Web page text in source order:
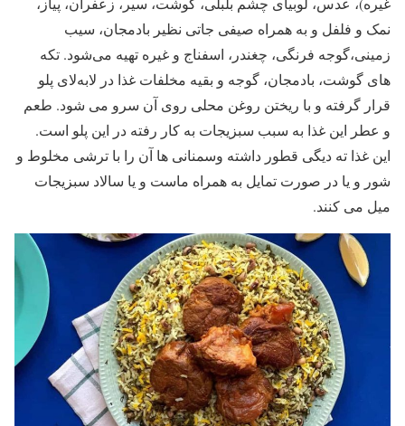
نمک و فلفل و به همراه صیفی ‌جاتی نظیر بادمجان، سیب‌
زمینی،گوجه‌ فرنگی، چغندر، اسفناج و غیره تهیه می‌شود. تکه
های گوشت، بادمجان، گوجه و بقیه مخلفات غذا در لابه‌لای پلو
قرار گرفته و با ریختن روغن محلی روی آن سرو می شود. طعم
و عطر این غذا به سبب سبزیجات به کار رفته در این پلو است.
این غذا ته دیگی قطور داشته وسمنانی ها آن را با ترشی مخلوط و
شور و یا در صورت تمایل به همراه ماست و یا سالاد سبزیجات
میل می کنند.